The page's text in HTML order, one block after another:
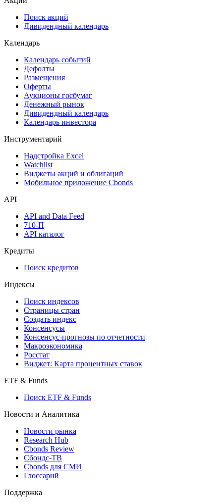
Поиск акций
Дивидендный календарь
Календарь
Календарь событий
Дефолты
Размещения
Оферты
Аукционы госбумаг
Денежный рынок
Дивидендный календарь
Календарь инвестора
Инструментарий
Надстройка Excel
Watchlist
Виджеты акций и облигаций
Мобильное приложение Cbonds
API
API and Data Feed
710-П
API каталог
Кредиты
Поиск кредитов
Индексы
Поиск индексов
Страницы стран
Создать индекс
Консенсусы
Консенсус-прогнозы по отчетности
Макроэкономика
Росстат
Виджет: Карта процентных ставок
ETF & Funds
Поиск ETF & Funds
Новости и Аналитика
Новости рынка
Research Hub
Cbonds Review
Сбондс-ТВ
Cbonds для СМИ
Глоссарий
Поддержка